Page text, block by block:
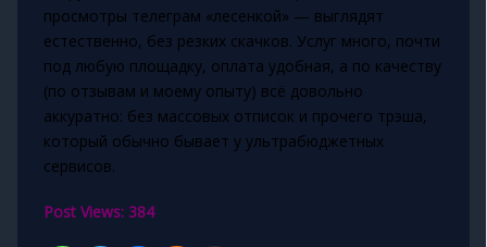
просмотры телеграм «лесенкой» — выглядят
естественно, без резких скачков. Услуг много, почти
под любую площадку, оплата удобная, а по качеству
(по отзывам и моему опыту) всё довольно
аккуратно: без массовых отписок и прочего трэша,
который обычно бывает у ультрабюджетных
сервисов.
Post Views: 384